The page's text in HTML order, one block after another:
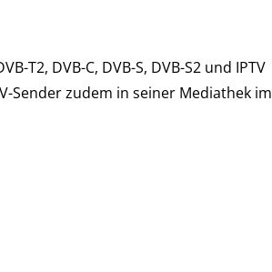
T2, DVB-C, DVB-S, DVB-S2 und IPTV
Sender zudem in seiner Mediathek im